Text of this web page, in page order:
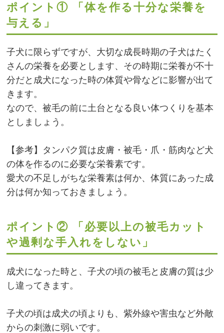
ポイント① 「体を作る十分な栄養を
与える」
子犬に限らずですが、大切な成長時期の子犬はたく
さんの栄養を必要とします、その時期に栄養が不十
分だと成犬になった時の体質や骨などに影響が出て
きます。
なので、被毛の前に土台となる良い体つくりを基本
としましょう。
【参考】タンパク質は皮膚・被毛・爪・筋肉など犬
の体を作るのに必要な栄養素です。
愛犬の不足しがちな栄養素は何か、体質にあった成
分は何か知っておきましょう。
ポイント② 「必要以上の被毛カット
や過剰な手入れをしない」
成犬になった時と、子犬の頃の被毛と皮膚の質は少
し違ってきます。
子犬の頃は成犬の頃よりも、紫外線や害虫など外敵
からの刺激に弱いです。